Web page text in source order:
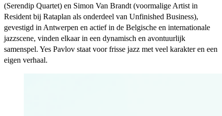
(Serendip Quartet) en Simon Van Brandt (voormalige Artist in
Resident bij Rataplan als onderdeel van Unfinished Business),
gevestigd in Antwerpen en actief in de Belgische en internationale
jazzscene, vinden elkaar in een dynamisch en avontuurlijk
samenspel. Yes Pavlov staat voor frisse jazz met veel karakter en een
eigen verhaal.